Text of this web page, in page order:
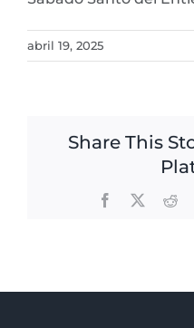
abril 19, 2025
Share This
Facebook